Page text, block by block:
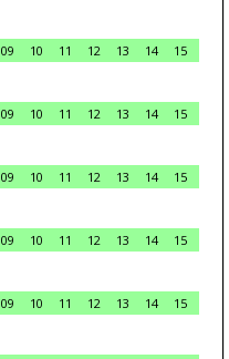
09 10 11 12 13 14
15
09 10 11 12 13 14
15
09 10 11 12 13 14
15
09 10 11 12 13 14
15
09 10 11 12 13 14
15